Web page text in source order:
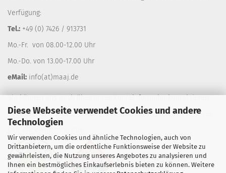
Diese Webseite verwendet Cookies und andere
Technologien
Wir verwenden Cookies und ähnliche Technologien, auch von
Drittanbietern, um die ordentliche Funktionsweise der Website zu
gewährleisten, die Nutzung unseres Angebotes zu analysieren und
Ihnen ein bestmögliches Einkaufserlebnis bieten zu können. Weitere
Verfügung:
Tel.: +49 (0) 7426 / 913731
Mo.-Fr. von 08.00-12.00 Uhr
Mo.-Do. von 13.00-17.00 Uhr
eMail: info(at)maaj.de
Sie können uns auch über unserKontaktformularkontaktieren.
Gerne rufen wir Sie auf Wunsch zurück, füllen Sie einfach unser
Call-Back-Formular